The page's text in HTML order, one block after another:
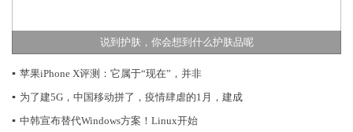
说到护肤，你会想到什么护肤品呢
▪ 苹果iPhone X评测：它属于“现在”，并非
▪ 为了建5G，中国移动拼了，疫情肆虐的1月，建成
▪ 中韩宣布替代Windows方案！Linux开始